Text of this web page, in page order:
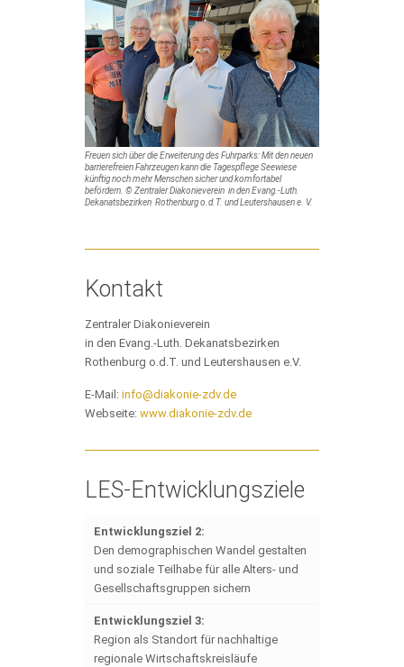
Freuen sich über die Erweiterung des Fuhrparks: Mit den neuen
barrierefreien Fahrzeugen kann die Tagespflege Seewiese
künftig noch mehr Menschen sicher und komfortabel
befördern. © Zentraler Diakonieverein in den Evang.-Luth.
Dekanatsbezirken Rothenburg o.d.T. und Leutershausen e. V.
Kontakt
Zentraler Diakonieverein
in den Evang.-Luth. Dekanatsbezirken
Rothenburg o.d.T. und Leutershausen e.V.
E-Mail: info@diakonie-zdv.de
Webseite: www.diakonie-zdv.de
LES-Entwicklungsziele
Entwicklungsziel 2:
Den demographischen Wandel gestalten
und soziale Teilhabe für alle Alters- und
Gesellschaftsgruppen sichern
Entwicklungsziel 3:
Region als Standort für nachhaltige
regionale Wirtschaftskreisläufe